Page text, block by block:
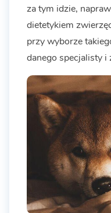
za tym idzie,
dietetykiem
przy wyborze
danego specjalisty i